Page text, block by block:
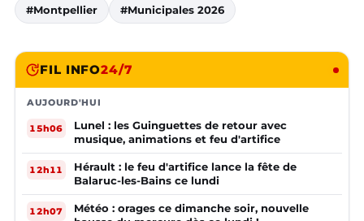
#Montpellier #Municipales 2026
FIL INFO24/7
AUJOURD'HUI
15h06
Lunel : les Guinguettes de retour avec
musique, animations et feu d'artifice
12h11
Hérault : le feu d'artifice lance la fête de
Balaruc-les-Bains ce lundi
12h07
Météo : orages ce dimanche soir, nouvelle